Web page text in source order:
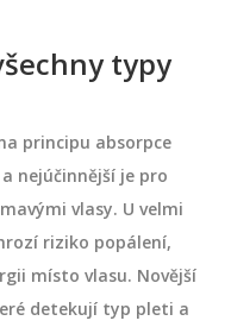
typy
principu absorpce
nejúčinnější je pro
vlasy. U velmi
riziko popálení,
místo vlasu. Novější
detekují typ pleti a